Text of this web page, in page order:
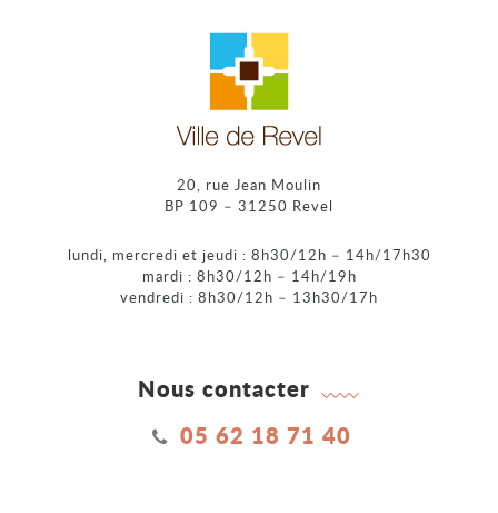
20, rue Jean Moulin
BP 109 – 31250 Revel
lundi, mercredi et jeudi : 8h30/12h – 14h/17h30
mardi : 8h30/12h – 14h/19h
vendredi : 8h30/12h – 13h30/17h
Nous contacter
05 62 18 71 40